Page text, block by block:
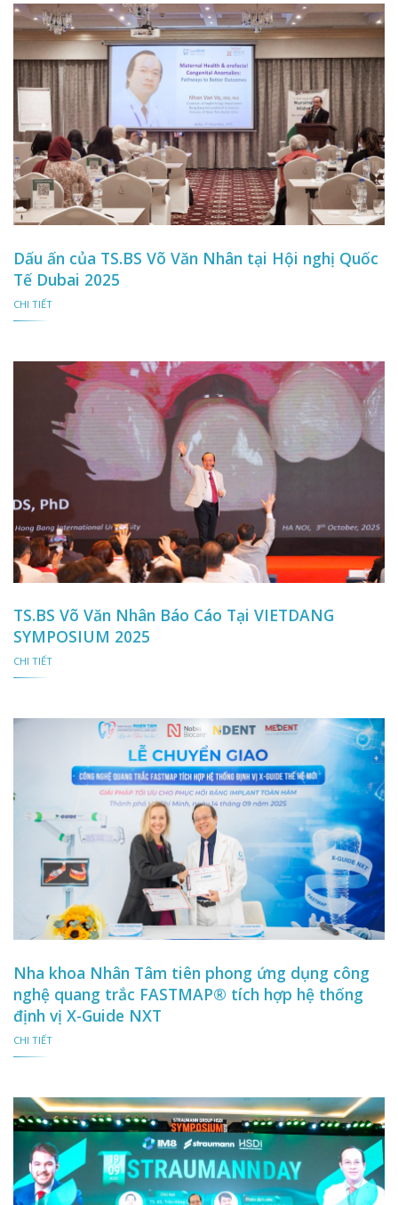
Dấu ấn của TS.BS Võ Văn Nhân tại Hội nghị Quốc
Tế Dubai 2025
CHI TIẾT
TS.BS Võ Văn Nhân Báo Cáo Tại VIETDANG
SYMPOSIUM 2025
CHI TIẾT
Nha khoa Nhân Tâm tiên phong ứng dụng công
nghệ quang trắc FASTMAP® tích hợp hệ thống
định vị X-Guide NXT
CHI TIẾT